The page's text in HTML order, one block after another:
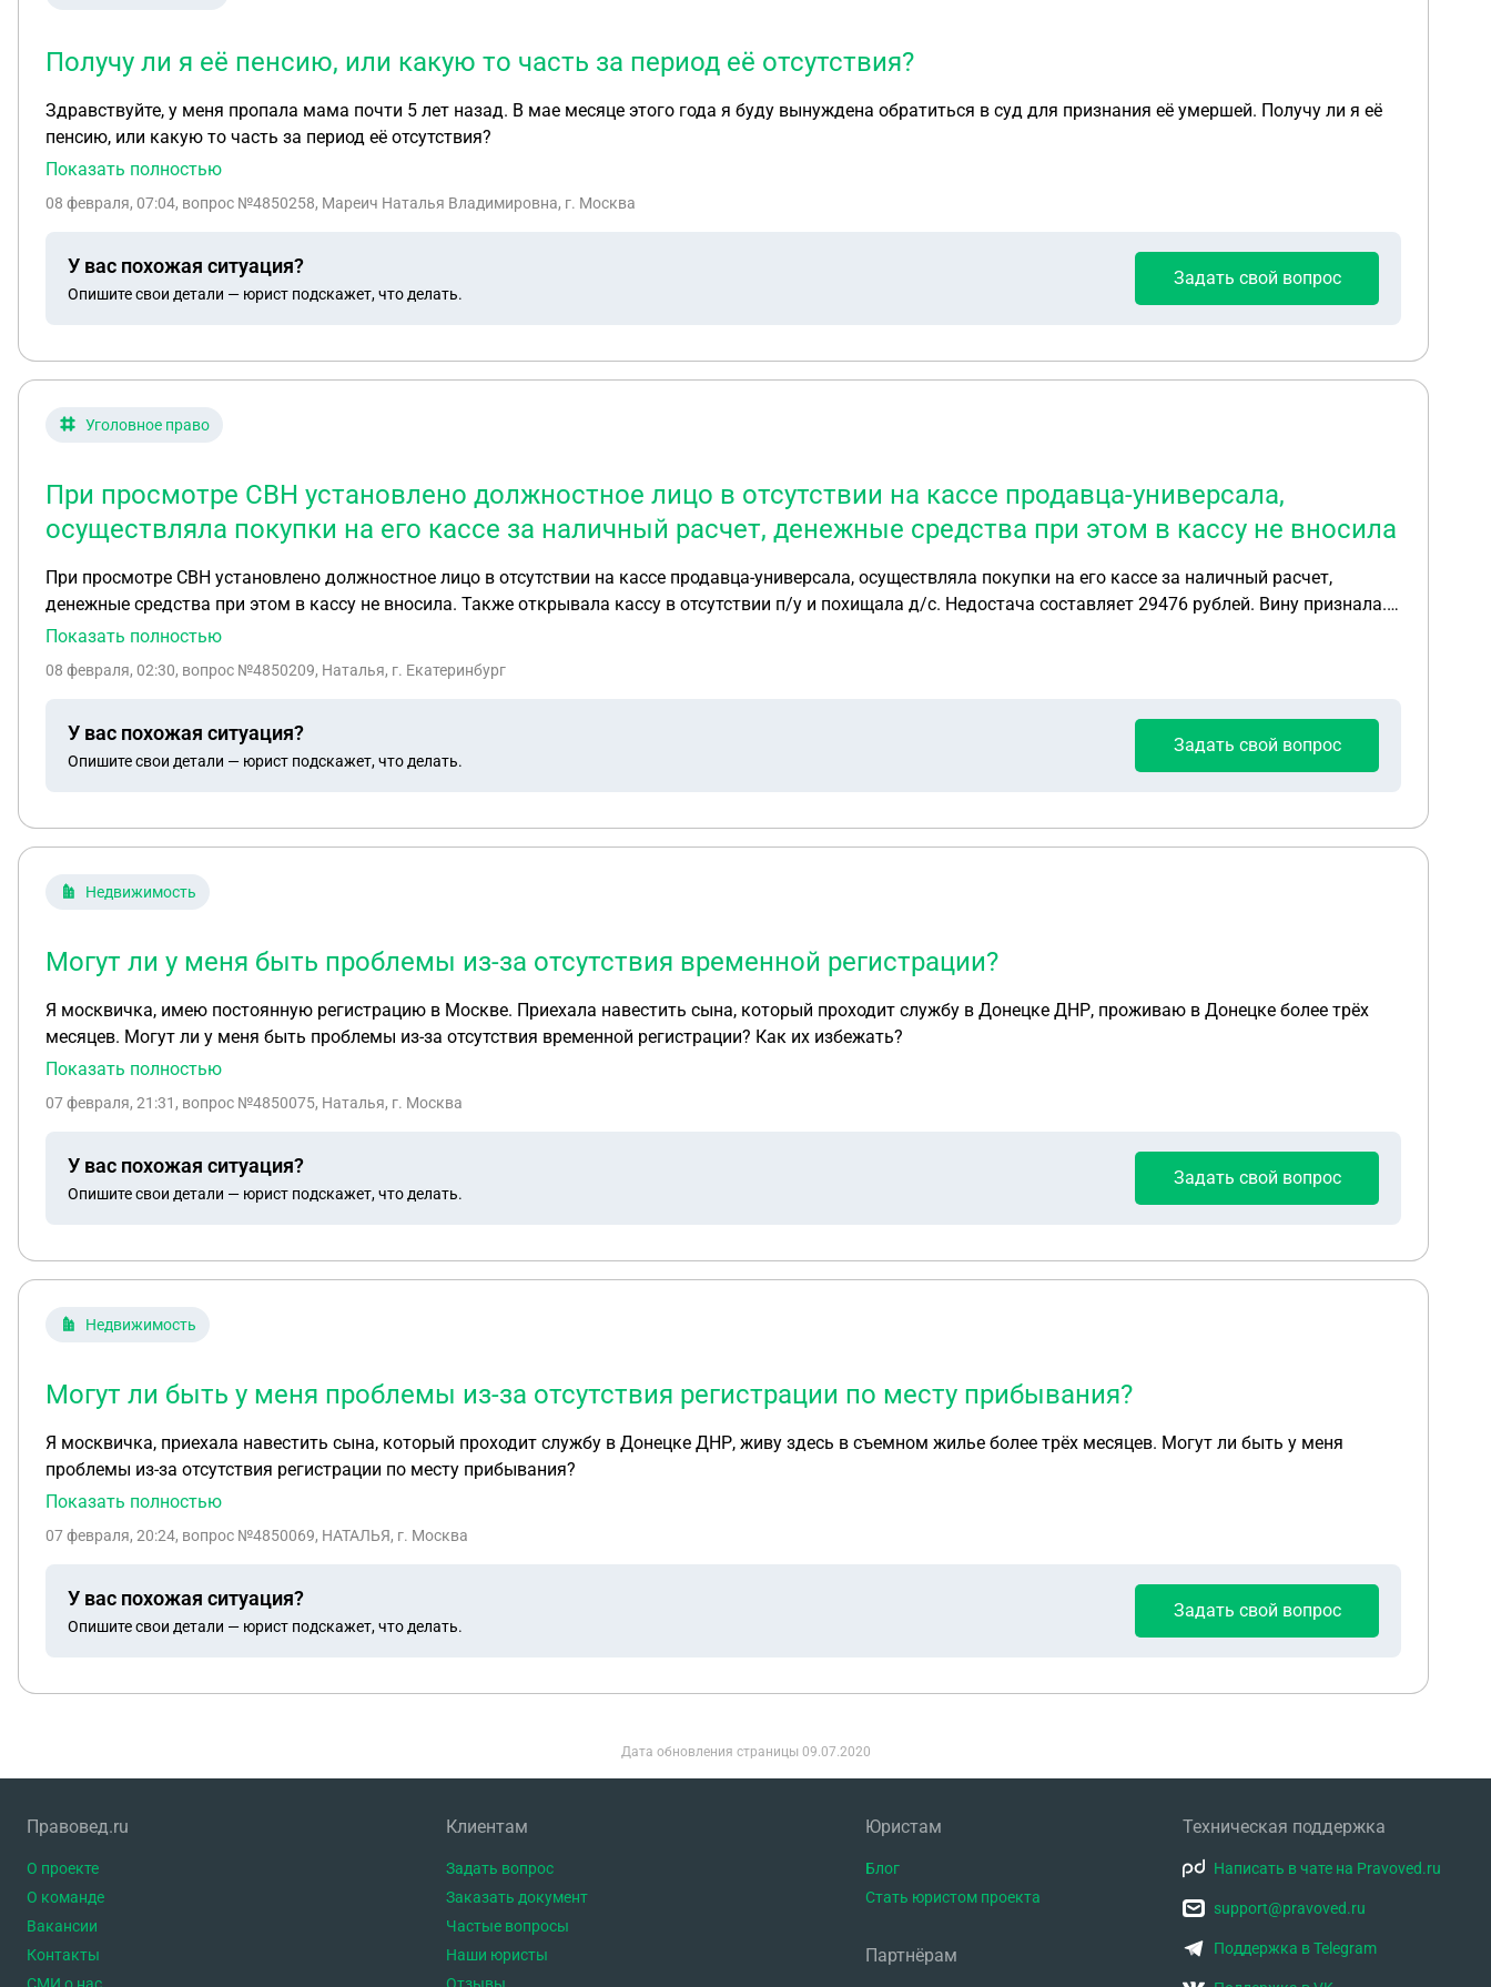
Получу ли я её пенсию, или какую то часть за период её отсутствия?
Здравствуйте, у меня пропала мама почти 5 лет назад. В мае месяце этого года я буду вынуждена обратиться в суд для признания её умершей. Получу ли я её
пенсию, или какую то часть за период её отсутствия?
Показать полностью
08 февраля, 07:04, вопрос №4850258, Мареич Наталья Владимировна, г. Москва
У вас похожая ситуация?
Опишите свои детали — юрист подскажет, что делать.
Задать свой вопрос
Уголовное право
При просмотре СВН установлено должностное лицо в отсутствии на кассе продавца-универсала,
осуществляла покупки на его кассе за наличный расчет, денежные средства при этом в кассу не вносила
При просмотре СВН установлено должностное лицо в отсутствии на кассе продавца-универсала, осуществляла покупки на его кассе за наличный расчет,
денежные средства при этом в кассу не вносила. Также открывала кассу в отсутствии п/у и похищала д/с. Недостача составляет 29476 рублей. Вину признала.
Будет уволена. Подано заявление в полицию. Проконсультируйте, пожалуйста
Показать полностью
08 февраля, 02:30, вопрос №4850209, Наталья, г. Екатеринбург
У вас похожая ситуация?
Опишите свои детали — юрист подскажет, что делать.
Задать свой вопрос
Недвижимость
Могут ли у меня быть проблемы из-за отсутствия временной регистрации?
Я москвичка, имею постоянную регистрацию в Москве. Приехала навестить сына, который проходит службу в Донецке ДНР, проживаю в Донецке более трёх
месяцев. Могут ли у меня быть проблемы из-за отсутствия временной регистрации? Как их избежать?
Показать полностью
07 февраля, 21:31 , вопрос №4850075, Наталья, г. Москва
У вас похожая ситуация?
Опишите свои детали — юрист подскажет, что делать.
Задать свой вопрос
Недвижимость
Могут ли быть у меня проблемы из-за отсутствия регистрации по месту прибывания?
Я москвичка, приехала навестить сына, который проходит службу в Донецке ДНР, живу здесь в съемном жилье более трёх месяцев. Могут ли быть у меня
проблемы из-за отсутствия регистрации по месту прибывания?
Показать полностью
07 февраля, 20:24, вопрос №4850069, НАТАЛЬЯ, г. Москва
У вас похожая ситуация?
Опишите свои детали — юрист подскажет, что делать.
Задать свой вопрос
Дата обновления страницы 09.07.2020
Правовед.ru
О проекте
О команде
Вакансии
Контакты
Клиентам
Задать вопрос
Заказать документ
Частые вопросы
Наши юристы
Юристам
Блог
Стать юристом проекта
Партнёрам
Техническая поддержка
Написать в чате на Pravoved.ru
support@pravoved.ru
Поддержка в Telegram